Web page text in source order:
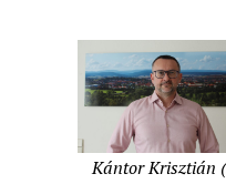
Kántor Krisztián